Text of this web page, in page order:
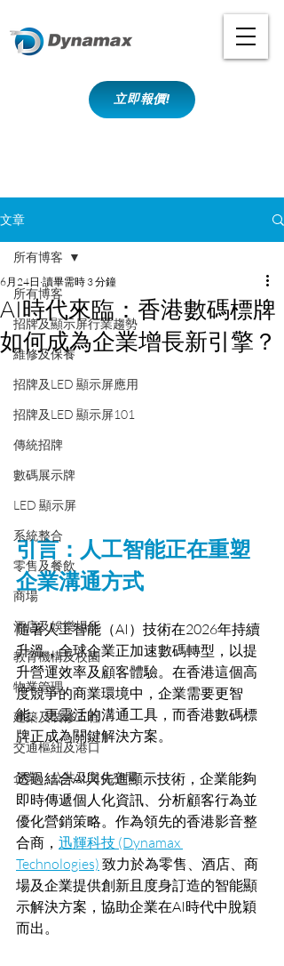
立即報價!
文章
所有博客
招牌及顯示屏行業趨勢
維修及保養
招牌及LED 顯示屏應用
招牌及LED 顯示屏101
傳統招牌
數碼展示牌
LED 顯示屏
系統整合
零售及餐飲
商場
酒店及娛樂場所
教育機構及校園
物業管理
建築及裝修工程
交通樞紐及港口
企業、公共及文化空間
所有博客
AI時代來臨：香港數碼標牌
如何成為企業增長新引擎？
6月24日 讀畢需時 3 分鐘
引言：人工智能正在重塑
企業溝通方式
隨著人工智能（AI）技術在2026年持續
升溫，全球企業正加速數碼轉型，以提
升營運效率及顧客體驗。在香港這個高
度競爭的商業環境中，企業需要更智
能、更靈活的溝通工具，而香港數碼標
牌正成為關鍵解決方案。
透過結合AI與先進顯示技術，企業能夠
即時傳遞個人化資訊、分析顧客行為並
優化營銷策略。作為領先的香港影音整
合商， 迅輝科技 (Dynamax
Technologies) 致力於為零售、酒店、商
場及企業提供創新且度身訂造的智能顯
示解決方案，協助企業在AI時代中脫穎
而出。